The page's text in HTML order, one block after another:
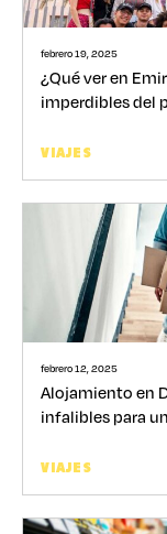
febrero 19, 2025
¿Qué ver en
imperdibles del
VIAJES
febrero 12, 2025
Alojamiento en
infalibles para
VIAJES